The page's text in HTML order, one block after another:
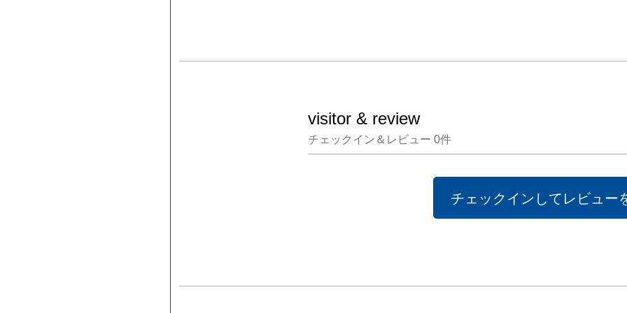
visitor & review
チェックイン＆レビュー 0件
チェックインしてレビュー